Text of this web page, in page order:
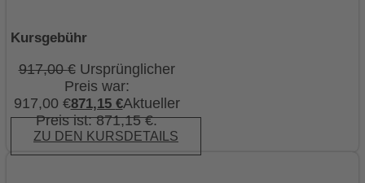
Kursgebühr
917,00€ Ursprünglicher
Preis war:
917,00 €871,15 €Aktueller
Preis ist: 871,15 €.
ZU DEN KURSDETAILS